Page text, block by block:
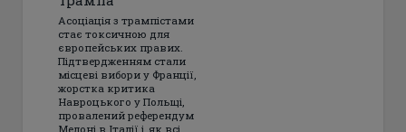
Асоціація з трампістами
стає токсичною для
європейських правих.
Підтвердженням стали
місцеві вибори у Франції,
жорстка критика
Навроцького у Польщі,
провалений референдум
Мелоні в Італії і, як всі